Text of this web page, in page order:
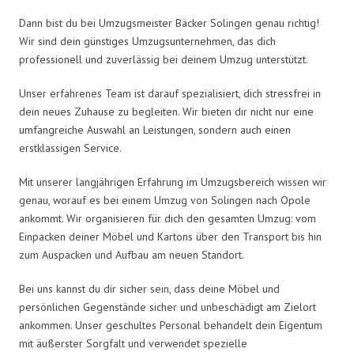
Dann bist du bei Umzugsmeister Bäcker Solingen genau richtig!
Wir sind dein günstiges Umzugsunternehmen, das dich
professionell und zuverlässig bei deinem Umzug unterstützt.
Unser erfahrenes Team ist darauf spezialisiert, dich stressfrei in
dein neues Zuhause zu begleiten. Wir bieten dir nicht nur eine
umfangreiche Auswahl an Leistungen, sondern auch einen
erstklassigen Service.
Mit unserer langjährigen Erfahrung im Umzugsbereich wissen wir
genau, worauf es bei einem Umzug von Solingen nach Opole
ankommt. Wir organisieren für dich den gesamten Umzug: vom
Einpacken deiner Möbel und Kartons über den Transport bis hin
zum Auspacken und Aufbau am neuen Standort.
Bei uns kannst du dir sicher sein, dass deine Möbel und
persönlichen Gegenstände sicher und unbeschädigt am Zielort
ankommen. Unser geschultes Personal behandelt dein Eigentum
mit äußerster Sorgfalt und verwendet spezielle